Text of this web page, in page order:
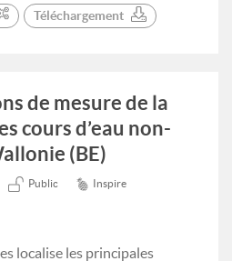
Téléchargement
de mesure de la
cours d’eau non-
(BE)
Public Inspire
localise les principales